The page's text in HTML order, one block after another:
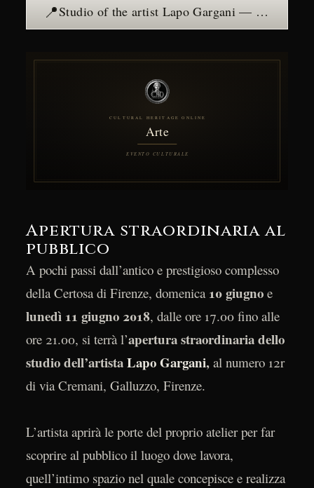
📍 Studio of the artist Lapo Gargani — see the place →
Apertura straordinaria al
pubblico
A pochi passi dall’antico e prestigioso complesso
della Certosa di Firenze, domenica 10 giugno e
lunedì 11 giugno 2018, dalle ore 17.00 fino alle
ore 21.00, si terrà l’apertura straordinaria dello
studio dell’artistaLapo Gargani,al numero 12r
di via Cremani, Galluzzo, Firenze.
L’artista aprirà le porte del proprio atelier per far
scoprire al pubblico il luogo dove lavora,
quell’intimo spazio nel quale concepisce e realizza